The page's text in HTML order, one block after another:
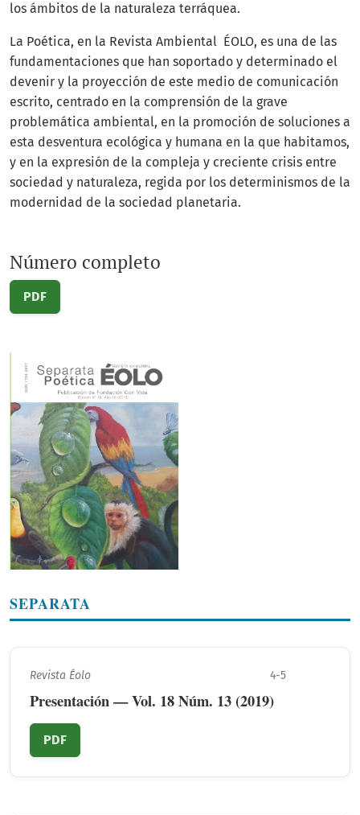
los ámbitos de la naturaleza terráquea.
La Poética, en la Revista Ambiental ÉOLO, es una de las
fundamentaciones que han soportado y determinado el
devenir y la proyección de este medio de comunicación
escrito, centrado en la comprensión de la grave
problemática ambiental, en la promoción de soluciones a
esta desventura ecológica y humana en la que habitamos,
y en la expresión de la compleja y creciente crisis entre
sociedad y naturaleza, regida por los determinismos de la
modernidad de la sociedad planetaria.
Número completo
PDF
SEPARATA
Revista Éolo 4-5
Presentación — Vol. 18 Núm. 13 (2019)
PDF